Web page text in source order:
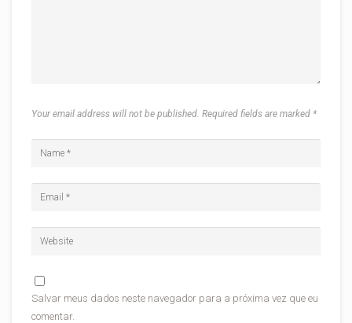
Your email address will not be published. Required fields are marked *
Salvar meus dados neste navegador para a próxima vez que eu
comentar.